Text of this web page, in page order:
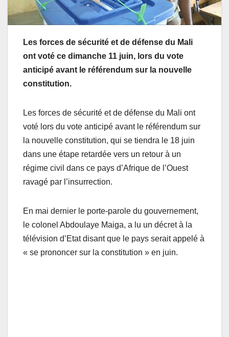
Les forces de sécurité et de défense du Mali
ont voté ce dimanche 11 juin, lors du vote
anticipé avant le référendum sur la nouvelle
constitution.
Les forces de sécurité et de défense du Mali ont
voté lors du vote anticipé avant le référendum sur
la nouvelle constitution, qui se tiendra le 18 juin
dans une étape retardée vers un retour à un
régime civil dans ce pays d’Afrique de l’Ouest
ravagé par l’insurrection.
En mai dernier le porte-parole du gouvernement,
le colonel Abdoulaye Maiga, a lu un décret à la
télévision d’Etat disant que le pays serait appelé à
« se prononcer sur la constitution » en juin.